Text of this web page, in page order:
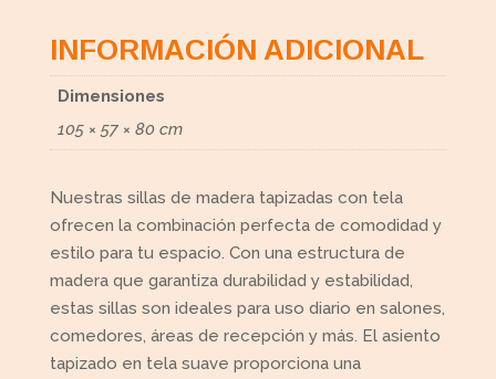
INFORMACIÓN ADICIONAL
Dimensiones
105 × 57 × 80 cm
Nuestras sillas de madera tapizadas con tela
ofrecen la combinación perfecta de comodidad y
estilo para tu espacio. Con una estructura de
madera que garantiza durabilidad y estabilidad,
estas sillas son ideales para uso diario en salones,
comedores, áreas de recepción y más. El asiento
tapizado en tela suave proporciona una